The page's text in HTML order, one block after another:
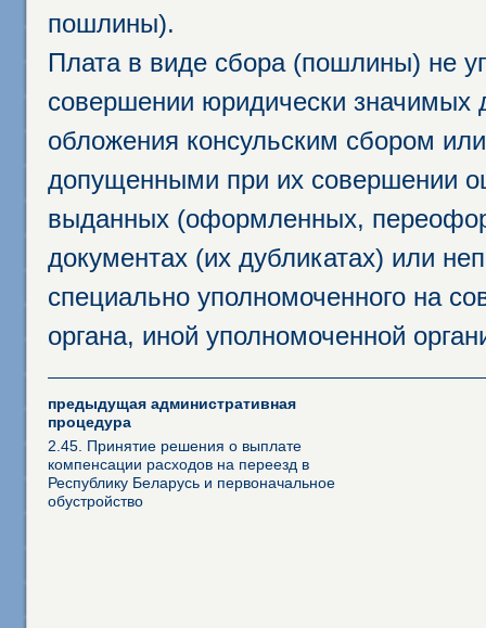
пошлины).
Плата в виде сбора (пошлины) не
совершении юридически
обложения консульским сбором
допущенными при их совершении
выданных (оформленных,
документах (их дубликатах) или
специально уполномоченного на
органа, иной уполномоченной
предыдущая административная
процедура
2.45. Принятие решения о выплате
компенсации расходов на переезд в
Республику Беларусь и первоначальное
обустройство